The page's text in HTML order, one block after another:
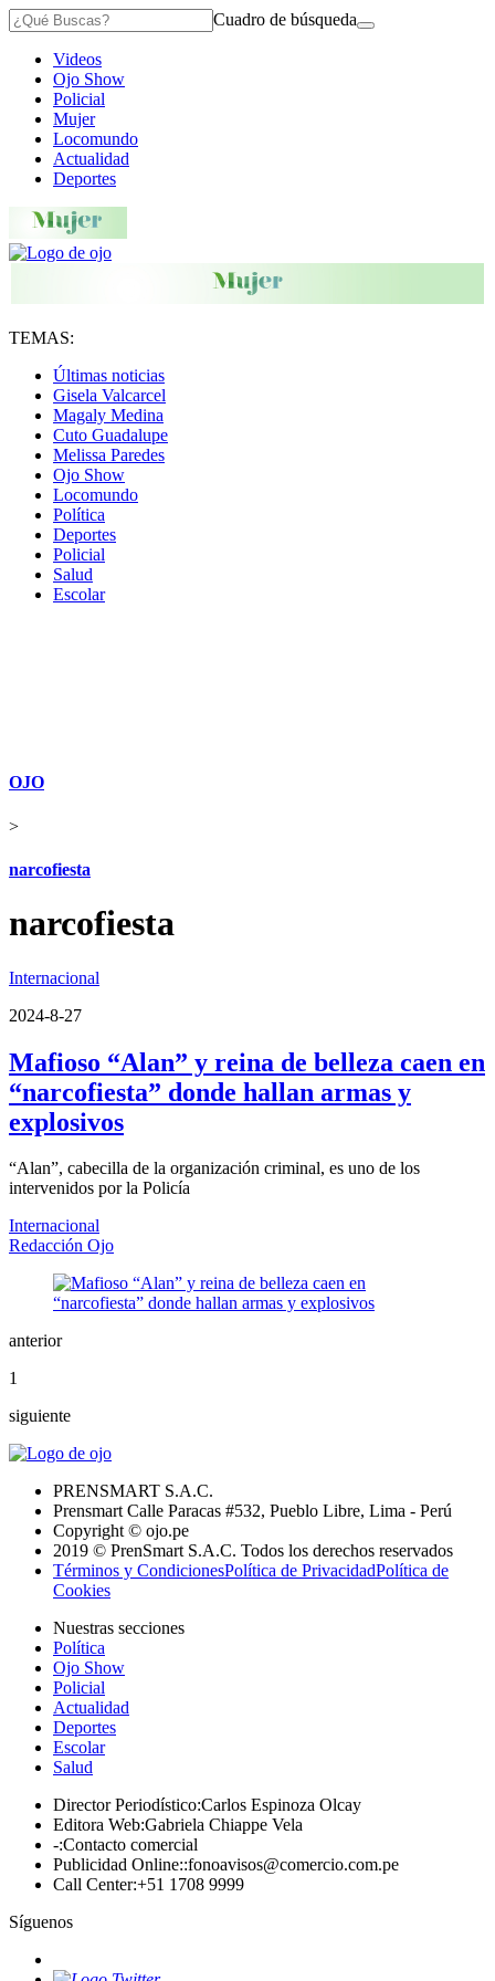
Cuadro de búsqueda
Videos
Ojo Show
Policial
Mujer
Locomundo
Actualidad
Deportes
TEMAS:
Últimas noticias
Gisela Valcarcel
Magaly Medina
Cuto Guadalupe
Melissa Paredes
Ojo Show
Locomundo
Política
Deportes
Policial
Salud
Escolar
OJO
>
narcofiesta
narcofiesta
Internacional
2024-8-27
Mafioso “Alan” y reina de belleza caen en
“narcofiesta” donde hallan armas y
explosivos
“Alan”, cabecilla de la organización criminal, es uno de los
intervenidos por la Policía
Internacional
Redacción Ojo
anterior
1
siguiente
PRENSMART S.A.C.
Prensmart Calle Paracas #532, Pueblo Libre, Lima - Perú
Copyright © ojo.pe
2019 © PrenSmart S.A.C. Todos los derechos reservados
Términos y CondicionesPolítica de PrivacidadPolítica de
Cookies
Nuestras secciones
Política
Ojo Show
Policial
Actualidad
Deportes
Escolar
Salud
Director Periodístico:Carlos Espinoza Olcay
Editora Web:Gabriela Chiappe Vela
-:Contacto comercial
Publicidad Online::fonoavisos@comercio.com.pe
Call Center:+51 1708 9999
Síguenos